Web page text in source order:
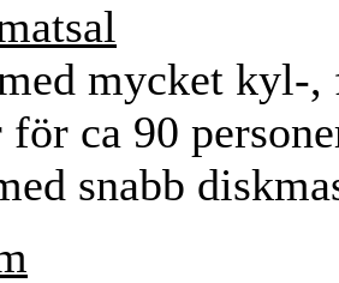
mycket kyl-
ca 90
snabb